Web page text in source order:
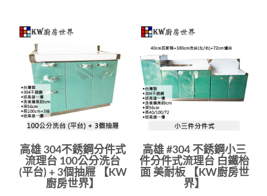
高雄 304不銹鋼分件式
流理台 100公分洗台
(平台) + 3個抽屜 【KW
廚房世界】
高雄 #304 不銹鋼小三
件分件式流理台 白鐵枱
面 美耐板 【KW廚房世
界】